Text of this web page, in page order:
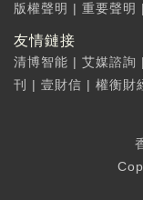
版權聲明 | 重要聲明 |
友情鏈接
清博智能 | 艾媒諮詢 |
刊
| 壹財信 | 權衡財